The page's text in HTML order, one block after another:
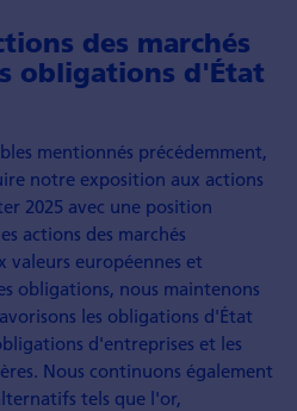
des marchés
obligations d'État
mentionnés précédemment,
notre exposition aux actions
2025 avec une position
actions des marchés
valeurs européennes et
obligations, nous maintenons
les obligations d'État
d'entreprises et les
Nous continuons également
tels que l'or,